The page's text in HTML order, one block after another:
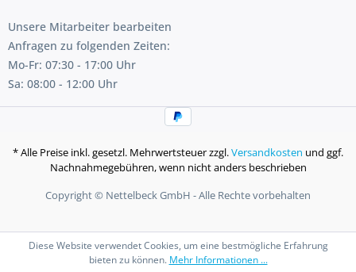
Unsere Mitarbeiter bearbeiten
Anfragen zu folgenden Zeiten:
Mo-Fr: 07:30 - 17:00 Uhr
Sa: 08:00 - 12:00 Uhr
* Alle Preise inkl. gesetzl. Mehrwertsteuer zzgl.Versandkosten und ggf.
Nachnahmegebühren, wenn nicht anders beschrieben
Copyright © Nettelbeck GmbH - Alle Rechte vorbehalten
Diese Website verwendet Cookies, um eine bestmögliche Erfahrung
bieten zu können. Mehr Informationen ...